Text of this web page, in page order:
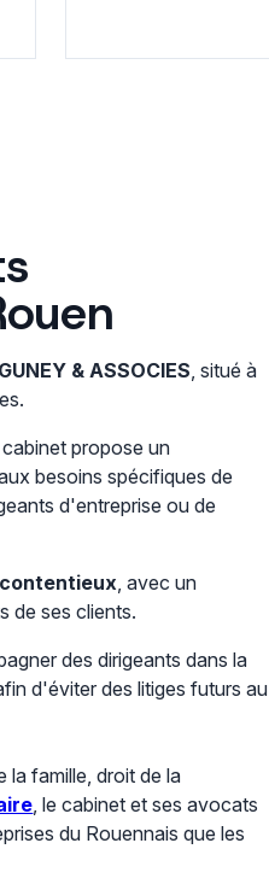
& ASSOCIES, situé à
propose un
besoins spécifiques de
d'entreprise ou de
contentieux, avec un
de ses clients.
des dirigeants dans la
d'éviter des litiges futurs au
la famille, droit de la
, le cabinet et ses avocats
du Rouennais que les